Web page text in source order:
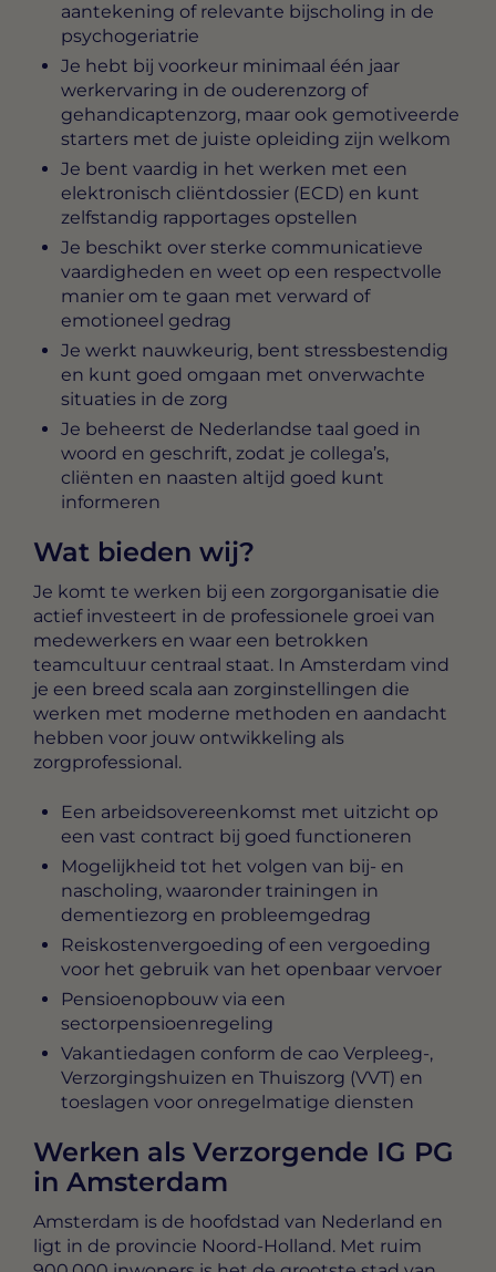
aantekening of relevante bijscholing in de
psychogeriatrie
Je hebt bij voorkeur minimaal één jaar
werkervaring in de ouderenzorg of
gehandicaptenzorg, maar ook gemotiveerde
starters met de juiste opleiding zijn welkom
Je bent vaardig in het werken met een
elektronisch cliëntdossier (ECD) en kunt
zelfstandig rapportages opstellen
Je beschikt over sterke communicatieve
vaardigheden en weet op een respectvolle
manier om te gaan met verward of
emotioneel gedrag
Je werkt nauwkeurig, bent stressbestendig
en kunt goed omgaan met onverwachte
situaties in de zorg
Je beheerst de Nederlandse taal goed in
woord en geschrift, zodat je collega’s,
cliënten en naasten altijd goed kunt
informeren
Wat bieden wij?
Je komt te werken bij een zorgorganisatie die
actief investeert in de professionele groei van
medewerkers en waar een betrokken
teamcultuur centraal staat. In Amsterdam vind
je een breed scala aan zorginstellingen die
werken met moderne methoden en aandacht
hebben voor jouw ontwikkeling als
zorgprofessional.
Een arbeidsovereenkomst met uitzicht op
een vast contract bij goed functioneren
Mogelijkheid tot het volgen van bij- en
nascholing, waaronder trainingen in
dementiezorg en probleemgedrag
Reiskostenvergoeding of een vergoeding
voor het gebruik van het openbaar vervoer
Pensioenopbouw via een
sectorpensioenregeling
Vakantiedagen conform de cao Verpleeg-,
Verzorgingshuizen en Thuiszorg (VVT) en
toeslagen voor onregelmatige diensten
Werken als Verzorgende IG PG
in Amsterdam
Amsterdam is de hoofdstad van Nederland en
ligt in de provincie Noord-Holland. Met ruim